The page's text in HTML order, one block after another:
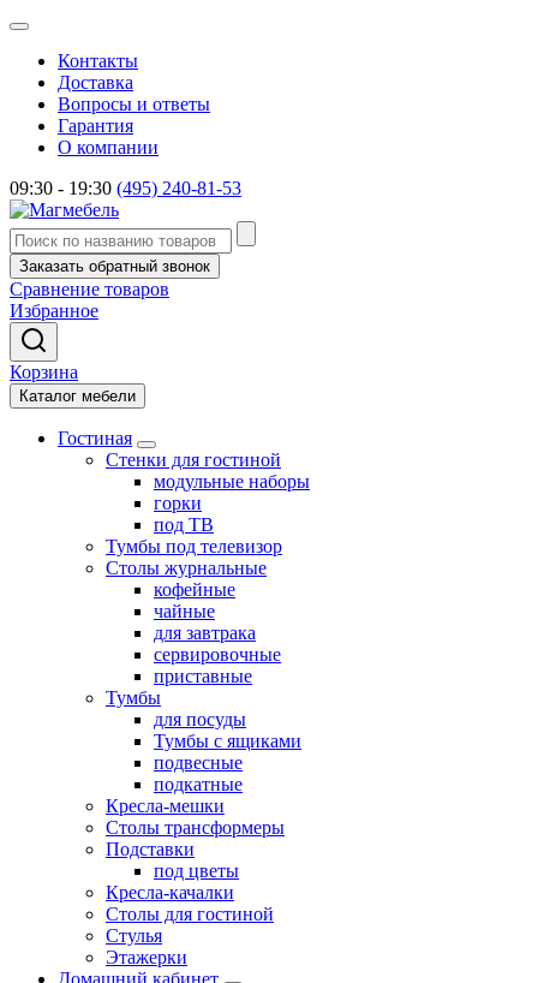
Контакты
Доставка
Вопросы и ответы
Гарантия
О компании
09:30 - 19:30 (495) 240-81-53
Заказать обратный звонок
Сравнение товаров
Избранное
Корзина
Каталог мебели
Гостиная
Стенки для гостиной
модульные наборы
горки
под ТВ
Тумбы под телевизор
Столы журнальные
кофейные
чайные
для завтрака
сервировочные
приставные
Тумбы
для посуды
Тумбы с ящиками
подвесные
подкатные
Кресла-мешки
Столы трансформеры
Подставки
под цветы
Кресла-качалки
Столы для гостиной
Стулья
Этажерки
Домашний кабинет